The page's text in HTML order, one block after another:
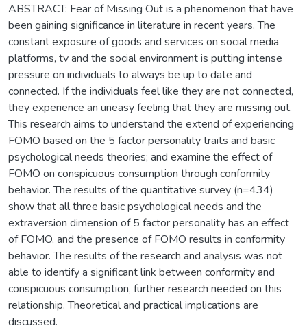
ABSTRACT: Fear of Missing Out is a phenomenon that have
been gaining significance in literature in recent years. The
constant exposure of goods and services on social media
platforms, tv and the social environment is putting intense
pressure on individuals to always be up to date and
connected. If the individuals feel like they are not connected,
they experience an uneasy feeling that they are missing out.
This research aims to understand the extend of experiencing
FOMO based on the 5 factor personality traits and basic
psychological needs theories; and examine the effect of
FOMO on conspicuous consumption through conformity
behavior. The results of the quantitative survey (n=434)
show that all three basic psychological needs and the
extraversion dimension of 5 factor personality has an effect
of FOMO, and the presence of FOMO results in conformity
behavior. The results of the research and analysis was not
able to identify a significant link between conformity and
conspicuous consumption, further research needed on this
relationship. Theoretical and practical implications are
discussed.